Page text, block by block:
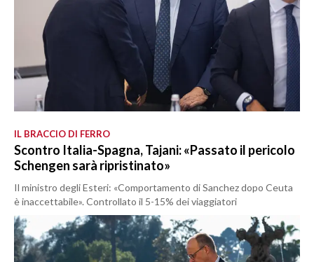
IL BRACCIO DI FERRO
Scontro Italia-Spagna, Tajani: «Passato il pericolo
Schengen sarà ripristinato»
Il ministro degli Esteri: «Comportamento di Sanchez dopo Ceuta
è inaccettabile». Controllato il 5-15% dei viaggiatori